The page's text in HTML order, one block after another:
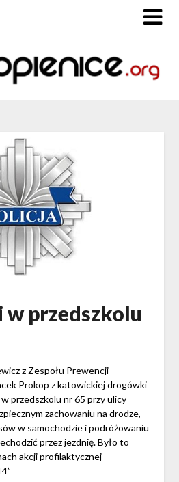
przedszkolu
z Zespołu Prewencji
Prokop z katowickiej drogówki
przedszkolu nr 65 przy ulicy
zachowaniu na drodze,
w samochodzie i podróżowaniu
przez jezdnię. Było to
akcji profilaktycznej